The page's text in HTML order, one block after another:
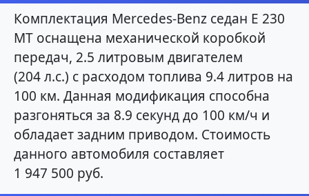
Комплектация Mercedes-Benz седан E 230
MT оснащена механической коробкой
передач, 2.5 литровым двигателем
(204 л.с.) с расходом топлива 9.4 литров на
100 км. Данная модификация способна
разгоняться за 8.9 секунд до 100 км/ч и
обладает задним приводом. Стоимость
данного автомобиля составляет
1 947 500 руб.